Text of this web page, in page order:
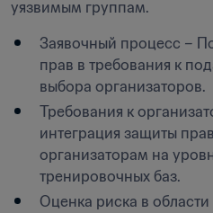
уязвимым группам.
Заявочный процесс –
прав в требования к
выбора организаторов.
Требования к
интеграция защиты
организаторам на
тренировочных баз.
Оценка риска в